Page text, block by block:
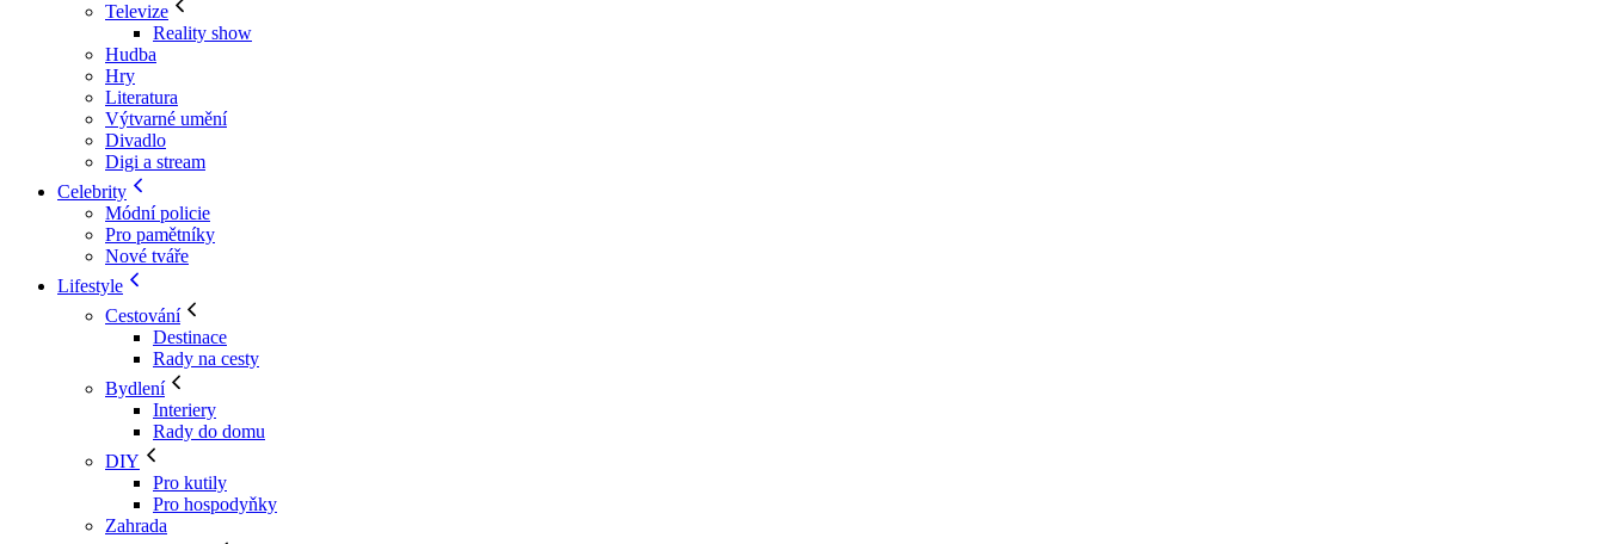
Televize
Reality show
Hudba
Hry
Literatura
Výtvarné umění
Divadlo
Digi a stream
Celebrity
Módní policie
Pro pamětníky
Nové tváře
Lifestyle
Cestování
Destinace
Rady na cesty
Bydlení
Interiery
Rady do domu
DIY
Pro kutily
Pro hospodyňky
Zahrada